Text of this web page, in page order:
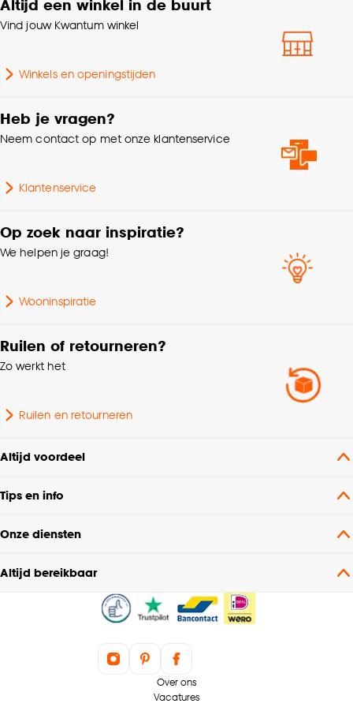
klikken.
Goed om te weten is dat je deze keuze altijd nog
kan aanpassen, bekijk hiervoor onze
Type kunstbloemen Losse kunstbloemen
Altijd een winkel in de buurt
Vind jouw Kwantum winkel
Winkels en openingstijden
Heb je vragen?
Neem contact op met onze klantenservice
Klantenservice
Op zoek naar inspiratie?
We helpen je graag!
Wooninspiratie
Ruilen of retourneren?
Zo werkt het
Ruilen en retourneren
Altijd voordeel
Tips en info
Onze diensten
Altijd bereikbaar
Over ons
Vacatures